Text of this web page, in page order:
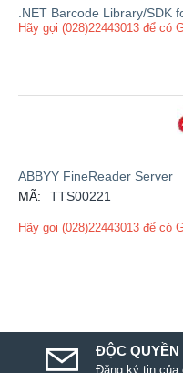
.NET Barcode Library/SDK
Hãy gọi (028)22443013 để có
ABBYY FineReader Server
MÃ:
TTS00221
Hãy gọi (028)22443013 để có
ĐỘC QUYỀN
Đăng ký tin của